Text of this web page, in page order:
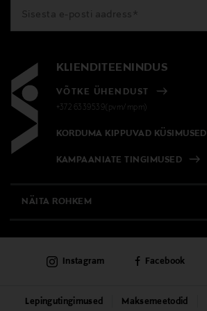
KLIENDITEENINDUS
VÕTKE ÜHENDUST
+372 6339539(pvm/mpm)
KORDUMA KIPPUVAD KÜSIMUSED
KAMPAANIATE TINGIMUSED
NÄITA ROHKEM
PÜSIKLIENDITEENINDUS
KAUBAMAJAD
Lepingutingimused Maksemeetodid
Instagram Facebook